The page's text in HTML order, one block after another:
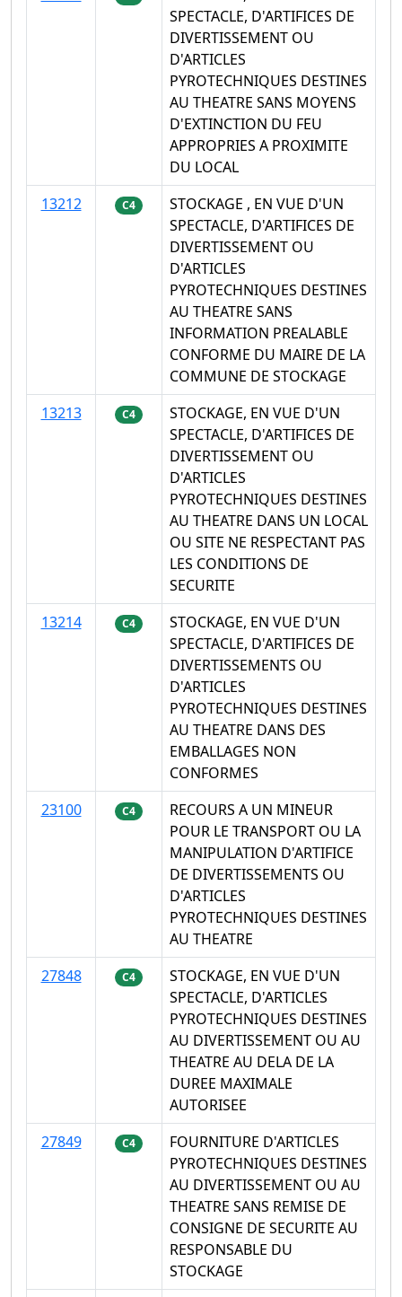
SPECTACLE, D'ARTIFICES DE
DIVERTISSEMENT OU
D'ARTICLES
PYROTECHNIQUES DESTINES
AU THEATRE SANS MOYENS
D'EXTINCTION DU FEU
APPROPRIES A PROXIMITE
DU LOCAL
13212
C4
STOCKAGE , EN VUE D'UN
SPECTACLE, D'ARTIFICES DE
DIVERTISSEMENT OU
D'ARTICLES
PYROTECHNIQUES DESTINES
AU THEATRE SANS
INFORMATION PREALABLE
CONFORME DU MAIRE DE LA
COMMUNE DE STOCKAGE
13213
C4
STOCKAGE, EN VUE D'UN
SPECTACLE, D'ARTIFICES DE
DIVERTISSEMENT OU
D'ARTICLES
PYROTECHNIQUES DESTINES
AU THEATRE DANS UN LOCAL
OU SITE NE RESPECTANT PAS
LES CONDITIONS DE
SECURITE
13214
C4
STOCKAGE, EN VUE D'UN
SPECTACLE, D'ARTIFICES DE
DIVERTISSEMENTS OU
D'ARTICLES
PYROTECHNIQUES DESTINES
AU THEATRE DANS DES
EMBALLAGES NON
CONFORMES
23100
C4
RECOURS A UN MINEUR
POUR LE TRANSPORT OU LA
MANIPULATION D'ARTIFICE
DE DIVERTISSEMENTS OU
D'ARTICLES
PYROTECHNIQUES DESTINES
AU THEATRE
27848
C4
STOCKAGE, EN VUE D'UN
SPECTACLE, D'ARTICLES
PYROTECHNIQUES DESTINES
AU DIVERTISSEMENT OU AU
THEATRE AU DELA DE LA
DUREE MAXIMALE
AUTORISEE
27849
C4
FOURNITURE D'ARTICLES
PYROTECHNIQUES DESTINES
AU DIVERTISSEMENT OU AU
THEATRE SANS REMISE DE
CONSIGNE DE SECURITE AU
RESPONSABLE DU
STOCKAGE